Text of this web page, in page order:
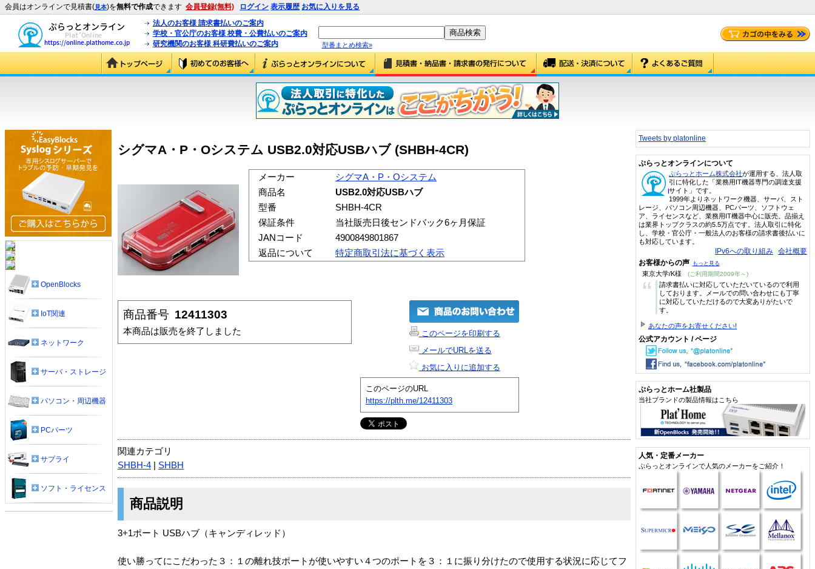
会員はオンラインで見積書(見本)を無料で作成できます 会員登録(無料) ログイン 表示履歴 お気に入りを見る
法人のお客様 請求書払いのご案内
学校・官公庁のお客様 校費・公費払いのご案内
研究機関のお客様 科研費払いのご案内
型番まとめ検索»
シグマA・P・Oシステム USB2.0対応USBハブ (SHBH-4CR)
メーカー
シグマA・P・Oシステム
商品名
USB2.0対応USBハブ
型番
SHBH-4CR
保証条件
当社販売日後センドバック6ヶ月保証
JANコード
4900849801867
返品について
特定商取引法に基づく表示
商品番号 12411303
本商品は販売を終了しました
このページを印刷する
メールでURLを送る
お気に入りに追加する
このページのURL
https://plth.me/12411303
関連カテゴリ
SHBH-4
SHBH
商品説明
3+1ポート USBハブ（キャンディレッド）
使い勝ってにこだわった３：１の離れ技ポートが使いやすい４つのポートを３：１に振り分けたので使用する状況に応じてフ
OpenBlocks
IoT関連
ネットワーク
サーバ・ストレージ
パソコン・周辺機器
PCパーツ
サプライ
ソフト・ライセンス
Tweets by platonline
ぷらっとオンラインについて
ぷらっとホーム株式会社が運用する、法人取
引に特化した「業務用IT機器専門の調達支援
サイト」です。
1999年よりネットワーク機器、サーバ、スト
レージ、パソコン周辺機器、PCパーツ、ソフトウェ
ア、ライセンスなど、業務用IT機器中心に販売。品揃え
は業界トップクラスの約5.5万点です。法人取引に特化
し、学校・官公庁・一般法人のお客様の請求書後払いに
も対応しています。
IPv6への取り組み 会社概要
お客様からの声 もっと見る
東京大学/K様 (ご利用期間2009年～)
“
請求書払いに対応していただいているので利用
しております。メールでの問い合わせにも丁寧
に対応していただけるので大変ありがたいで
す。
あなたの声をお寄せください!
公式アカウント / ページ
ぷらっとホーム社製品
当社ブランドの製品情報はこちら
人気・定番メーカー
ぷらっとオンラインで人気のメーカーをご紹介！